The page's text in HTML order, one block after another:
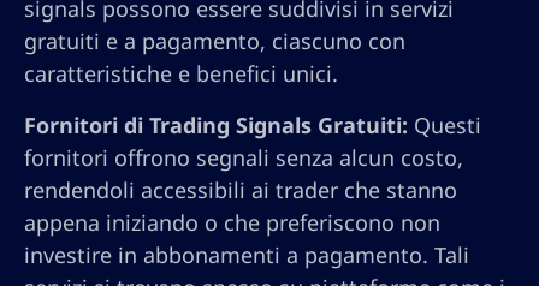
signals possono essere suddivisi in servizi
gratuiti e a pagamento, ciascuno con
caratteristiche e benefici unici.
Fornitori di Trading Signals Gratuiti: Questi
fornitori offrono segnali senza alcun costo,
rendendoli accessibili ai trader che stanno
appena iniziando o che preferiscono non
investire in abbonamenti a pagamento. Tali